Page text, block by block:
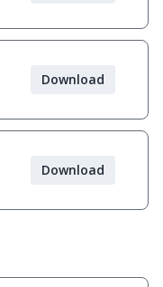
Download
Download